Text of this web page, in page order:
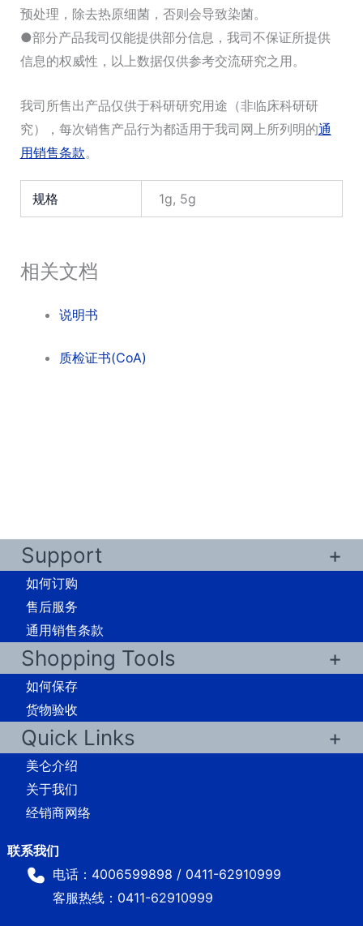
预处理，除去热原细菌，否则会导致染菌。
●部分产品我司仅能提供部分信息，我司不保证所提供
信息的权威性，以上数据仅供参考交流研究之用。
我司所售出产品仅供于科研研究用途（非临床科研研
究），每次销售产品行为都适用于我司网上所列明的通
用销售条款。
规格 1g, 5g
相关文档
说明书
质检证书(CoA)
Support
如何订购
售后服务
通用销售条款
Shopping Tools
如何保存
货物验收
Quick Links
美仑介绍
关于我们
经销商网络
电话：4006599898 / 0411-62910999
客服热线：0411-62910999